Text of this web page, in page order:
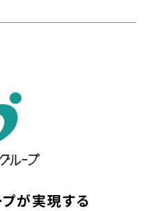
が実現する